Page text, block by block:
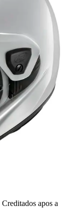
Creditados apos a